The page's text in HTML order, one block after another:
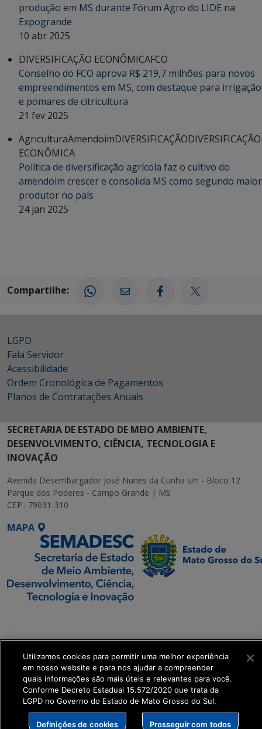
produção em MS durante Fórum Agro do LIDE na
Expogrande
10 abr 2025
DIVERSIFICAÇÃO ECONÔMICAFCO
Conselho do FCO aprova R$ 219,7 milhões para novos
empreendimentos em MS, com destaque para irrigação
e pomares de citricultura
21 fev 2025
AgriculturaAmendoimDIVERSIFICAÇÃODIVERSIFICAÇÃO
ECONÔMICA
Política de diversificação agrícola faz o cultivo do
amendoim crescer e consolida MS como segundo maior
produtor no país
24 jan 2025
Compartilhe:
LGPD
Fala Servidor
Acessibilidade
Ordem Cronológica de Pagamentos
Planos de Contratações Anuais
SECRETARIA DE ESTADO DE MEIO AMBIENTE,
DESENVOLVIMENTO, CIÊNCIA, TECNOLOGIA E
INOVAÇÃO
Avenida Desembargador José Nunes da Cunha s/n - Bloco 12
Parque dos Poderes - Campo Grande | MS
CEP.: 79031-310
MAPA
get_footer();
Utilizamos cookies para permitir uma melhor experiência
em nosso website e para nos ajudar a compreender
quais informações são mais úteis e relevantes para você.
Conforme Decreto Estadual 15.572/2020 que trata da
LGPD no Governo do Estado de Mato Grosso do Sul.
Definições de cookies Prosseguir com todos